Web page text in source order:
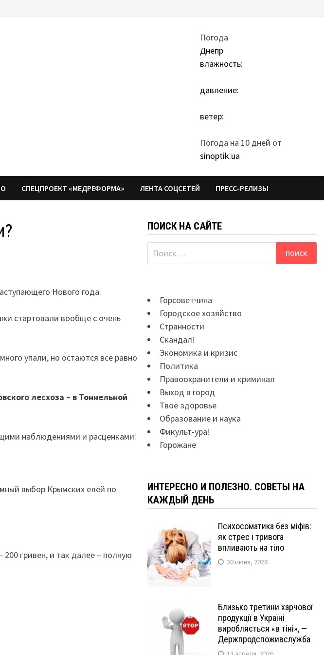
Погода
Днепр
влажность:
давление:
ветер:
Погода на 10 дней от
sinoptik.ua
СПЕЦПРОЕКТ «МЕДРЕФОРМА» ЛЕНТА СОЦСЕТЕЙ ПРЕСС-РЕЛИЗЫ
Нового года.
стартовали вообще с очень
упали, но остаются все равно
лесхоза – в Тоннельной
наблюдениями и расценками:
выбор Крымских елей по
гривен, и так далее – полную
ПОИСК НА САЙТЕ
Найти:
Горсоветчина
Городское хозяйство
Странности
Скандал!
Экономика и кризис
Политика
Правоохранители и криминал
Выход в город
Твоё здоровье
Образование и наука
Фикульт-ура!
Горожане
ИНТЕРЕСНО И ПОЛЕЗНО. СОВЕТЫ НА
КАЖДЫЙ ДЕНЬ
Психосоматика без міфів:
як стрес і тривога
впливають на тіло
30 июня, 2026
Близько третини харчової
продукції в Україні
виробляється «в тіні», —
Держпродспоживслужба